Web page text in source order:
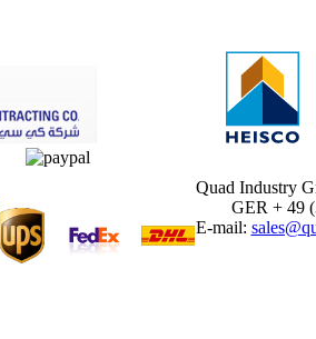
Quad Industry
GER + 49
E-mail: